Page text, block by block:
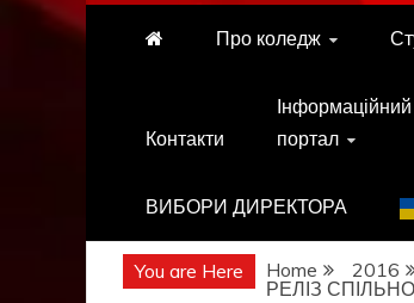
Про коледж
Контакти
Інформаційний
портал
ВИБОРИ ДИРЕКТОРА
You are Here Home 2016
РЕЛІЗ